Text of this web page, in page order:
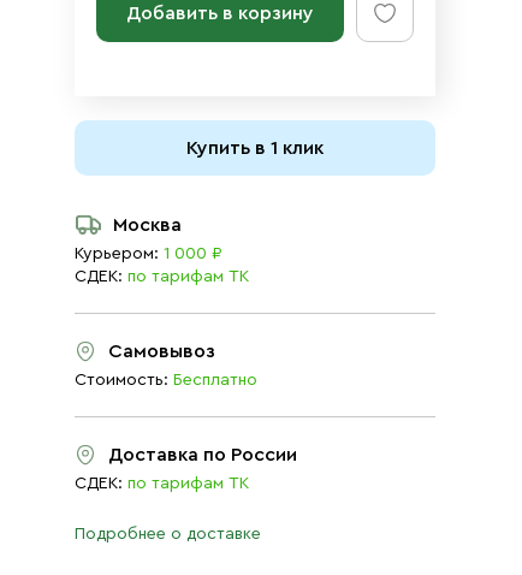
Добавить в корзину
Купить в 1 клик
Москва
Курьером: 1 000 ₽
СДЕК: по тарифам ТК
Самовывоз
Стоимость: Бесплатно
Доставка по России
СДЕК: по тарифам ТК
Подробнее о доставке